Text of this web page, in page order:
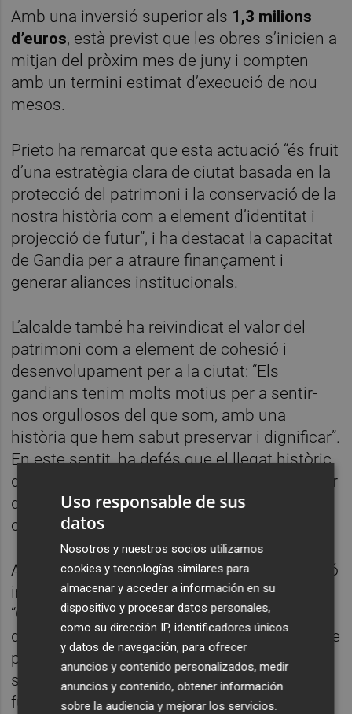
Amb una inversió superior als 1,3 milions
d’euros, està previst que les obres s’inicien a
mitjan del pròxim mes de juny i compten
amb un termini estimat d’execució de nou
mesos.
Prieto ha remarcat que esta actuació “és fruit
d’una estratègia clara de ciutat basada en la
protecció del patrimoni i la conservació de la
nostra història com a element d’identitat i
projecció de futur”, i ha destacat la capacitat
de Gandia per a atraure finançament i
generar aliances institucionals.
L’alcalde també ha reivindicat el valor del
patrimoni com a element de cohesió i
desenvolupament per a la ciutat: “Els
gandians tenim molts motius per a sentir-
nos orgullosos del que som, amb una
història que hem sabut preservar i dignificar”.
En este sentit, ha defés que el llegat històric
de Gandia “és també una ferramenta de futur
que reforça la nostra identitat i genera
oportunitats”.
A més, Prieto ha posat en valor la cooperació
institucional que ha fet possible el projecte:
“Quan treballem units som capaços
d’aconseguir grans coses per a la ciutat. Este
projecte simbolitza una ciutat que honra el
seu llegat i el convertix en una palanca de
futur”.
Uso responsable de sus
datos
Nosotros y nuestros socios utilizamos
cookies y tecnologías similares para
almacenar y acceder a información en su
dispositivo y procesar datos personales,
como su dirección IP, identificadores únicos
y datos de navegación, para ofrecer
anuncios y contenido personalizados, medir
anuncios y contenido, obtener información
sobre la audiencia y mejorar los servicios.